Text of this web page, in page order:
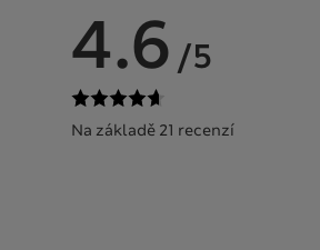
4.6 /5
Na základě 21 recenzí